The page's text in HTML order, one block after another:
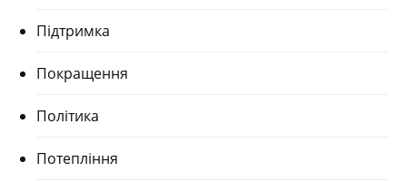
Підтримка
Покращення
Політика
Потепління